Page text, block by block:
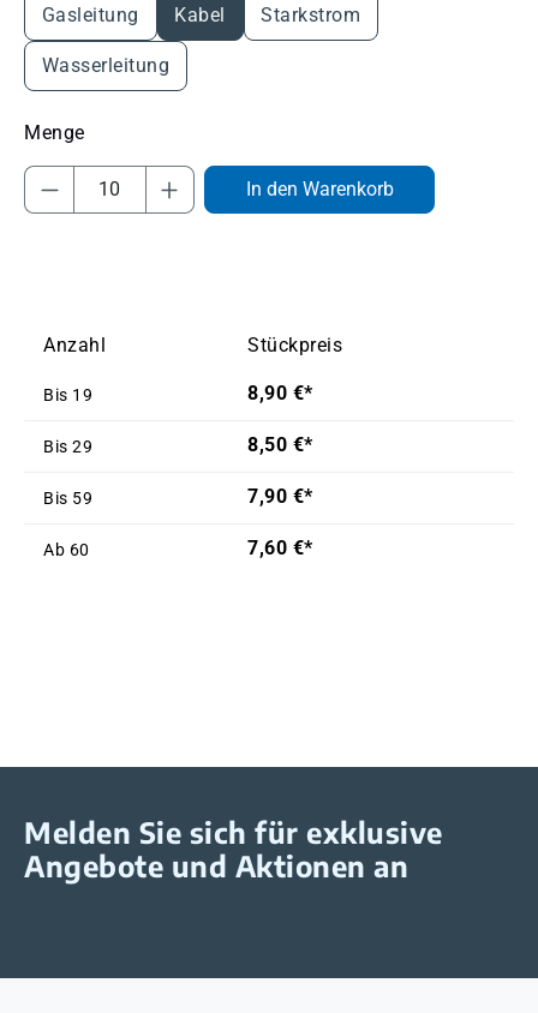
Gasleitung Kabel Starkstrom
Wasserleitung
Produkt Anzahl: Gib den gewünschten
In den Warenkorb
Anzahl Stückpreis
Bis 19 8,90 €*
Bis 29 8,50 €*
Bis 59 7,90 €*
Ab 60 7,60 €*
Melden Sie sich für exklusive
Angebote und Aktionen an